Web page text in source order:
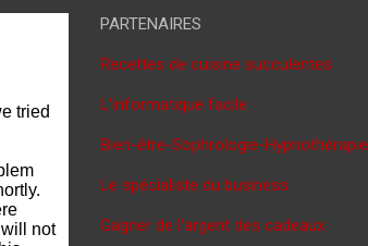
PARTENAIRES
Recettes de cuisine succulentes
L'informatique facile
Bien-être-Sophrologie-Hypnothérapie
Le spécialiste du business
Gagner de l'argent des cadeaux